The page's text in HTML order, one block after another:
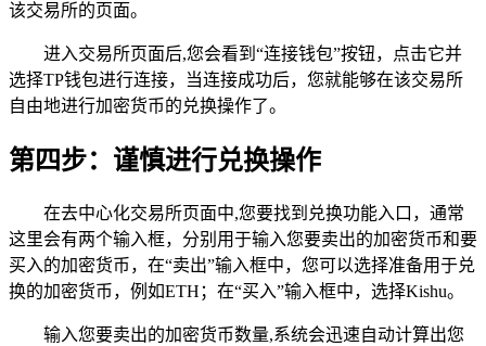
该交易所的页面。
进入交易所页面后,您会看到“连接钱包”按钮，点击它并
选择TP钱包进行连接，当连接成功后，您就能够在该交易所
自由地进行加密货币的兑换操作了。
第四步：谨慎进行兑换操作
在去中心化交易所页面中,您要找到兑换功能入口，通常
这里会有两个输入框，分别用于输入您要卖出的加密货币和要
买入的加密货币，在“卖出”输入框中，您可以选择准备用于兑
换的加密货币，例如ETH；在“买入”输入框中，选择Kishu。
输入您要卖出的加密货币数量,系统会迅速自动计算出您